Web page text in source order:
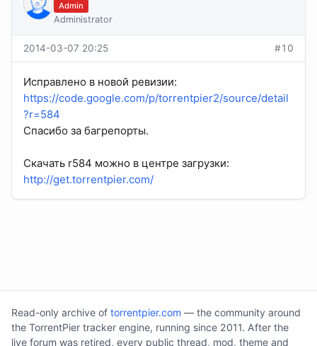
Admin
Administrator
2014-03-07 20:25 #10
Исправлено в новой ревизии:
https://code.google.com/p/torrentpier2/source/detail
?r=584
Спасибо за багрепорты.
Скачать r584 можно в центре загрузки:
http://get.torrentpier.com/
Read-only archive of torrentpier.com — the community around
the TorrentPier tracker engine, running since 2011. After the
live forum was retired, every public thread, mod, theme and